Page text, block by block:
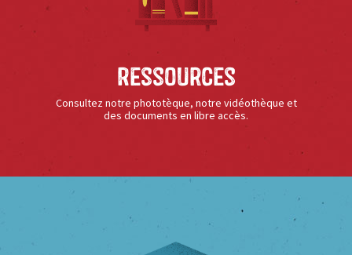
Ressources
Consultez notre phototèque, notre vidéothèque et
des documents en libre accès.